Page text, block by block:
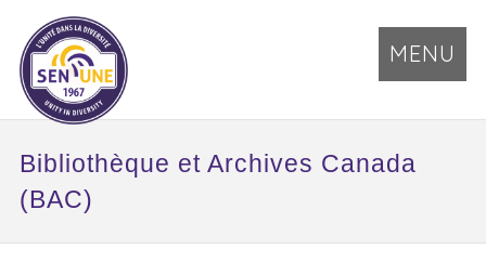
MENU
Bibliothèque et Archives Canada
(BAC)